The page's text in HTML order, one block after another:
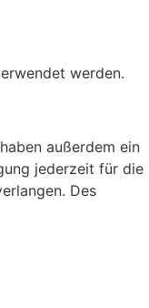
werden.
außerdem ein
jederzeit für die
Des